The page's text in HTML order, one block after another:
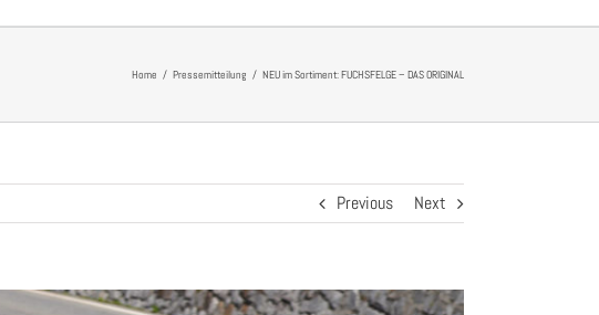
Home / Pressemitteilung / NEU im Sortiment: FUCHSFELGE – DAS ORIGINAL
Previous Next